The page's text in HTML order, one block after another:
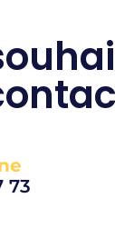
73